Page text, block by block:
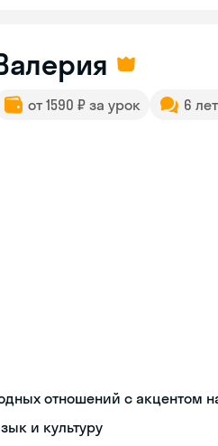
от 1590 ₽ за урок 6
отношений с акцентом
и культуру